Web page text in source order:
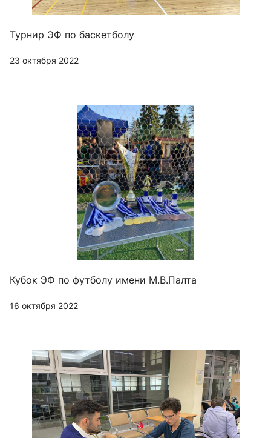
Турнир ЭФ по баскетболу
23 октября 2022
Кубок ЭФ по футболу имени М.В.Палта
16 октября 2022